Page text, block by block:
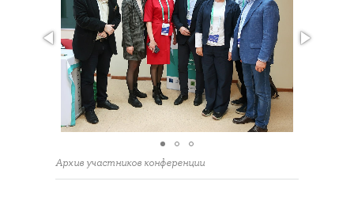
Архив участников конференции